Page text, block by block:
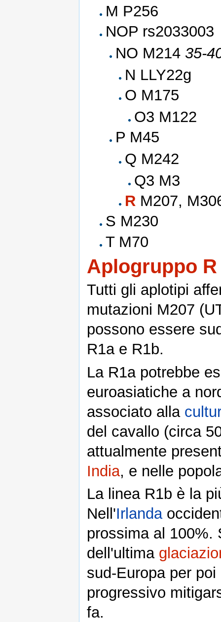
M P256
NOP rs2033003
NO M214 35-
N LLY22g
O M175
O3 M122
P M45
Q M242
Q3 M3
RM207,
S M230
T M70
Aplogruppo R
Tutti gli aplotipi
mutazioni M207
possono essere
R1a e R1b.
La R1a potrebbe
euroasiatiche a
associato alla
del cavallo (circa
attualmente
India, e nelle
La linea R1b è la
Nell'Irlanda
prossima al 100%.
dell'ultima
sud-Europa per
progressivo
fa.